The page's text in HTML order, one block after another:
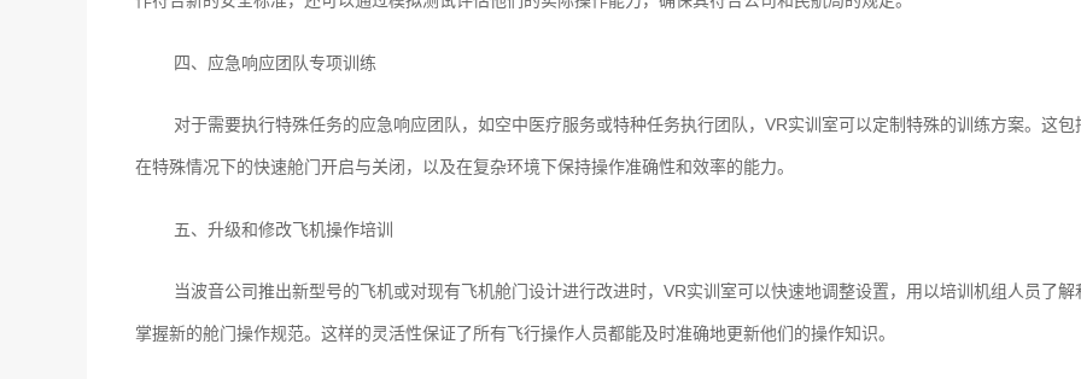
四、应急响应团队专项训练
对于需要执行特殊任务的应急响应团队，如空中医疗服务或特种任务执行团队，VR实训室可以定制特殊的训练方案。这包
在特殊情况下的快速舱门开启与关闭，以及在复杂环境下保持操作准确性和效率的能力。
五、升级和修改飞机操作培训
当波音公司推出新型号的飞机或对现有飞机舱门设计进行改进时，VR实训室可以快速地调整设置，用以培训机组人员了解
掌握新的舱门操作规范。这样的灵活性保证了所有飞行操作人员都能及时准确地更新他们的操作知识。